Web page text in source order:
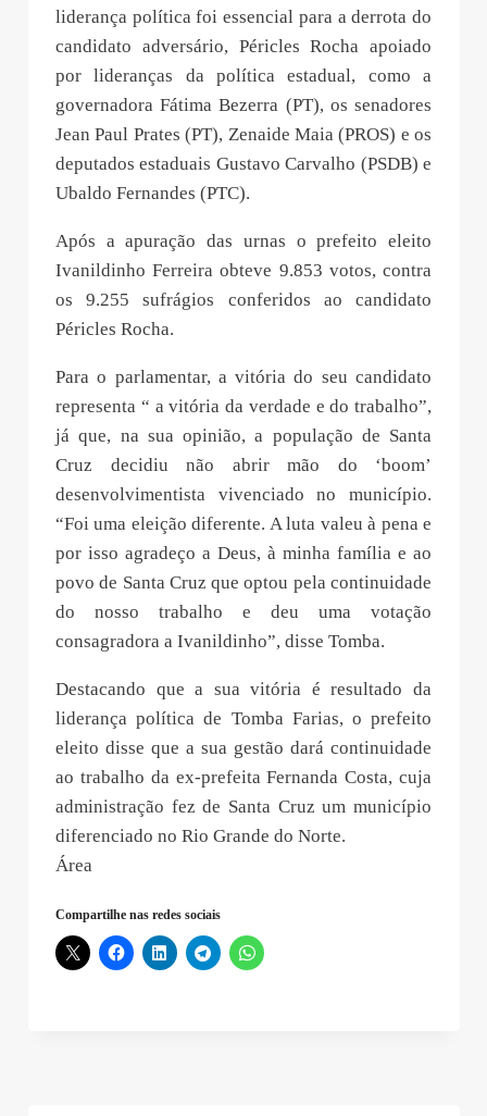
liderança política foi essencial para a derrota do
candidato adversário, Péricles Rocha apoiado
por lideranças da política estadual, como a
governadora Fátima Bezerra (PT), os senadores
Jean Paul Prates (PT), Zenaide Maia (PROS) e os
deputados estaduais Gustavo Carvalho (PSDB) e
Ubaldo Fernandes (PTC).
Após a apuração das urnas o prefeito eleito
Ivanildinho Ferreira obteve 9.853 votos, contra
os 9.255 sufrágios conferidos ao candidato
Péricles Rocha.
Para o parlamentar, a vitória do seu candidato
representa “ a vitória da verdade e do trabalho”,
já que, na sua opinião, a população de Santa
Cruz decidiu não abrir mão do ‘boom’
desenvolvimentista vivenciado no município.
“Foi uma eleição diferente. A luta valeu à pena e
por isso agradeço a Deus, à minha família e ao
povo de Santa Cruz que optou pela continuidade
do nosso trabalho e deu uma votação
consagradora a Ivanildinho”, disse Tomba.
Destacando que a sua vitória é resultado da
liderança política de Tomba Farias, o prefeito
eleito disse que a sua gestão dará continuidade
ao trabalho da ex-prefeita Fernanda Costa, cuja
administração fez de Santa Cruz um município
diferenciado no Rio Grande do Norte.
Área
Compartilhe nas redes sociais